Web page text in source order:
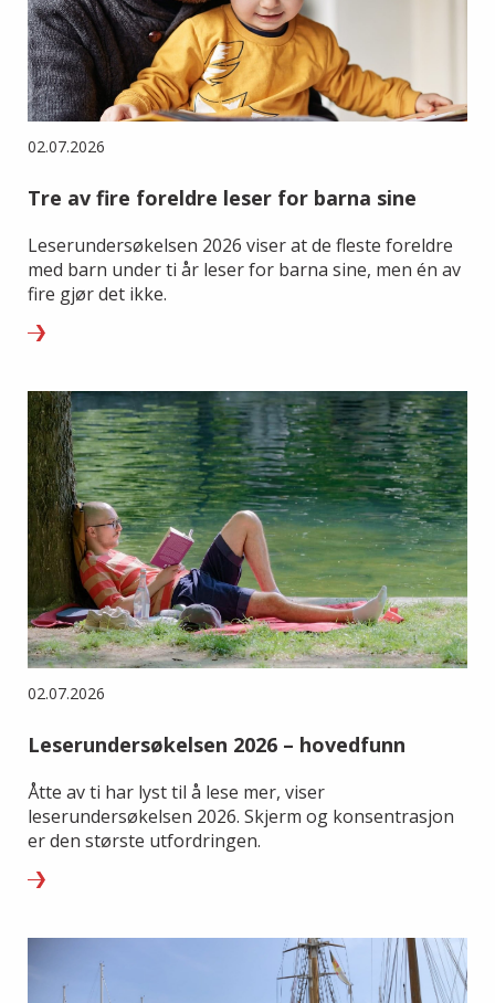
02.07.2026
Tre av fire foreldre leser for barna sine
Leserundersøkelsen 2026 viser at de fleste foreldre
med barn under ti år leser for barna sine, men én av
fire gjør det ikke.
02.07.2026
Leserundersøkelsen 2026 – hovedfunn
Åtte av ti har lyst til å lese mer, viser
leserundersøkelsen 2026. Skjerm og konsentrasjon
er den største utfordringen.